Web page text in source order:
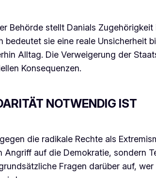
Behörde stellt Danials
bedeutet sie eine reale Unsicherheit
Alltag. Die Verweigerung der
Konsequenzen.
NOTWENDIG IST
die radikale Rechte als
Angriff auf die Demokratie, sondern
Fragen darüber auf,